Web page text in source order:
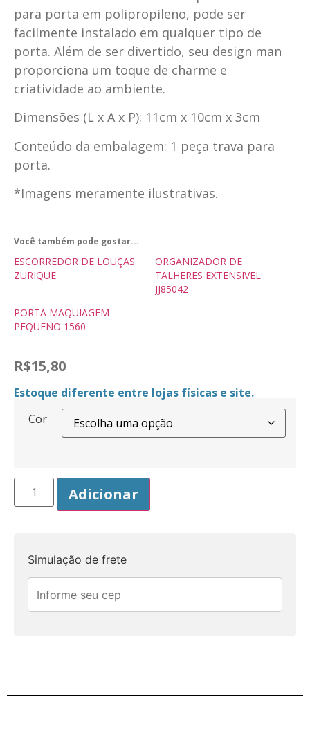
para porta em polipropileno, pode ser
facilmente instalado em qualquer tipo de
porta. Além de ser divertido, seu design man
proporciona um toque de charme e
criatividade ao ambiente.
Dimensões (L x A x P): 11cm x 10cm x 3cm
Conteúdo da embalagem: 1 peça trava para
porta.
*Imagens meramente ilustrativas.
Você também pode gostar...
ESCORREDOR DE LOUÇAS
ZURIQUE
ORGANIZADOR DE
TALHERES EXTENSIVEL
JJ85042
PORTA MAQUIAGEM
PEQUENO 1560
R$15,80
Estoque diferente entre lojas físicas e site.
Cor
Adicionar
Simulação de frete